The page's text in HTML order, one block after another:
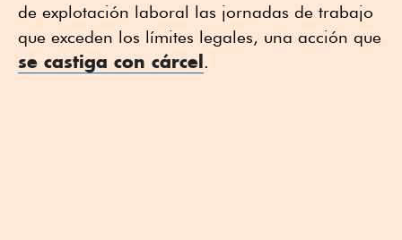
de explotación laboral las jornadas de trabajo
que exceden los límites legales, una acción que
se castiga con cárcel.